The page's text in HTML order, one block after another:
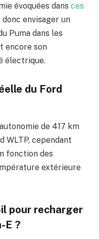
évoquées dans ces
donc envisager un
Puma dans les
encore son
électrique.
du Ford
de 417 km
WLTP, cependant
fonction des
extérieure
pour recharger
E ?